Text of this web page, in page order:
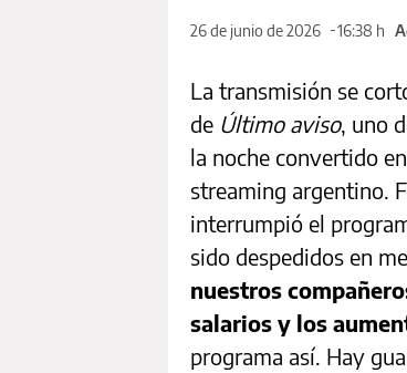
26 de junio de 2026 16:38 h
La transmisión se
de Último aviso, uno
la noche convertido
streaming argentino.
interrumpió el
sido despedidos en
nuestros
salarios y los
programa así. Hay